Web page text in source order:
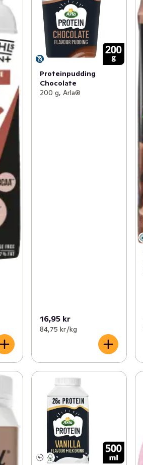
Proteinpudding
Chocolate
200 g, Arla®
16,95 kr
84,75 kr /kg